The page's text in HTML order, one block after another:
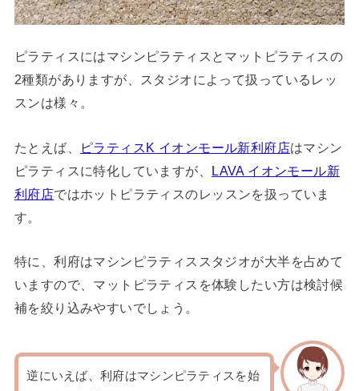
ピラティスにはマシンピラティスとマットピラティスの
2種類がありますが、スタジオによって扱っているレッ
スンは様々。
たとえば、 ピラティスK イオンモール新利府店はマシン
ピラティスに特化していますが、 LAVA イオンモール新
利府店ではホットピラティスのレッスンを扱っていま
す。
特に、利府はマシンピラティススタジオが大半を占めて
いますので、マットピラティスを体験したい方は検討候
補を絞り込みやすいでしょう。
逆にいえば、利府はマシンピラティスを始